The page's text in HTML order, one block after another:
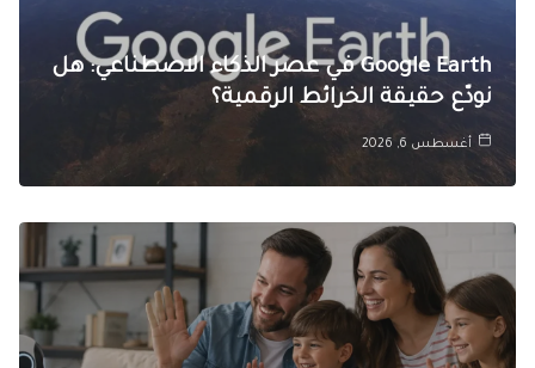
Google Earth في عصر الذكاء الاصطناعي: هل
نودّع حقيقة الخرائط الرقمية؟
أغسطس 6, 2026